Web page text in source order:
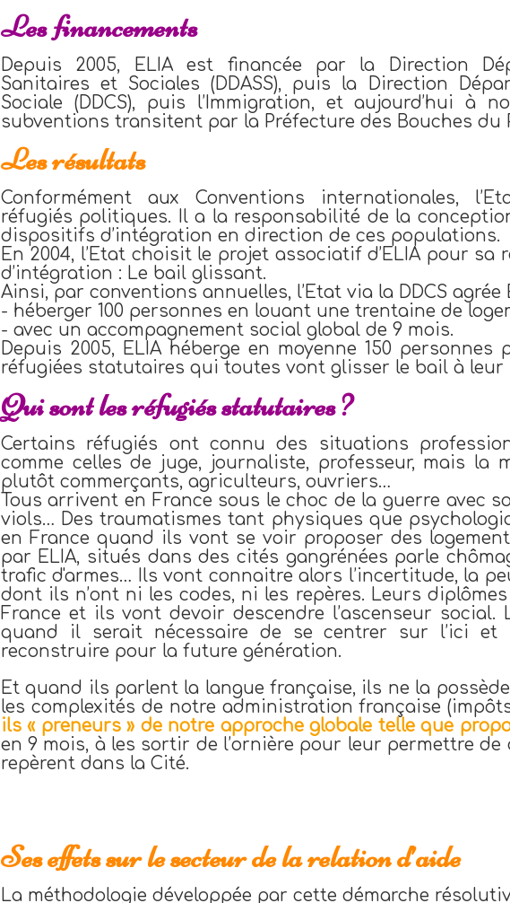
Les financements
Depuis 2005, ELIA est financée par la Direction
Sanitaires et Sociales (DDASS), puis la Direction
Sociale (DDCS), puis l’Immigration, et aujourd’hui à
subventions transitent par la Préfecture des Bouches du
Les résultats
Conformément aux Conventions internationales,
réfugiés politiques. Il a la responsabilité de la
dispositifs d’intégration en direction de ces populations.
En 2004, l’Etat choisit le projet associatif d’ELIA pour sa
d’intégration : Le bail glissant.
Ainsi, par conventions annuelles, l’Etat via la DDCS agrée
- héberger 100 personnes en louant une trentaine de
- avec un accompagnement social global de 9 mois.
Depuis 2005, ELIA héberge en moyenne 150 personnes
réfugiées statutaires qui toutes vont glisser le bail à leur
Qui sont les réfugiés statutaires ?
Certains réfugiés ont connu des situations
comme celles de juge, journaliste, professeur, mais la
plutôt commerçants, agriculteurs, ouvriers…
Tous arrivent en France sous le choc de la guerre avec
viols… Des traumatismes tant physiques que
en France quand ils vont se voir proposer des
par ELIA, situés dans des cités gangrénées parle
trafic d'armes… Ils vont connaitre alors l’incertitude, la
dont ils n’ont ni les codes, ni les repères. Leurs diplômes
France et ils vont devoir descendre l’ascenseur social.
quand il serait nécessaire de se centrer sur l’ici et
reconstruire pour la future génération.
Et quand ils parlent la langue française, ils ne la
les complexités de notre administration française
ils « preneurs » de notre approche globale telle que
en 9 mois, à les sortir de l’ornière pour leur permettre
repèrent dans la Cité.
Ses effets sur le secteur de la relation d’aide
La méthodologie développée par cette démarche